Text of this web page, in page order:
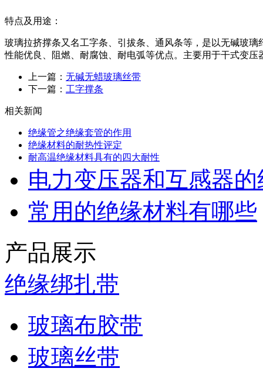
特点及用途：
玻璃拉挤撑条又名工字条、引拔条、通风条等，是以无碱玻
性能优良、阻燃、耐腐蚀、耐电弧等优点。主要用于干式变
上一篇： 无碱无蜡玻璃丝带
下一篇： 工字撑条
相关新闻
绝缘管之绝缘套管的作用
绝缘材料的耐热性评定
耐高温绝缘材料具有的四大耐性
电力变压器和互感器的
常用的绝缘材料有哪些
产品展示
绝缘绑扎带
玻璃布胶带
玻璃丝带